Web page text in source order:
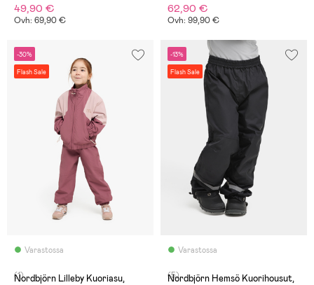
49,90 €
Ovh: 69,90 €
62,90 €
Ovh: 99,90 €
-30%
Flash Sale
Varastossa
(1)
Nordbjörn Lilleby Kuoriasu,
-13%
Flash Sale
Varastossa
(5)
Nordbjörn Hemsö Kuorihousut,